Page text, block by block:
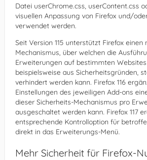
Datei userChrome.css, userContent.css
visuellen Anpassung von Firefox und/
verwendet werden.
Seit Version 115 unterstützt Firefox einen
Mechanismus, über welchen die
Erweiterungen auf bestimmten
beispielsweise aus Sicherheitsgründen,
verhindert werden kann. Firefox 116
Einstellungen des jeweiligen Add-ons
dieser Sicherheits-Mechanismus pro
ausgeschaltet werden kann. Firefox 117
entsprechende Kontrolloption für
direkt in das Erweiterungs-Menü.
Mehr Sicherheit für Firefox-